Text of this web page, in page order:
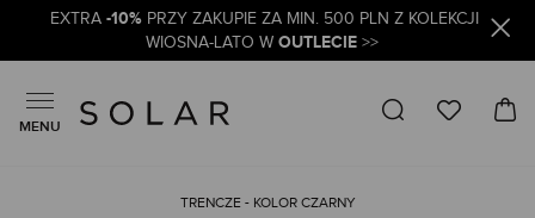
EXTRA -10% PRZY ZAKUPIE ZA MIN. 500 PLN Z KOLEKCJI
WIOSNA-LATO W OUTLECIE>>
MENU
TRENCZE - KOLOR CZARNY